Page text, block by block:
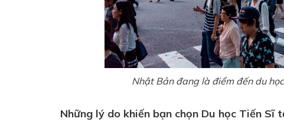
Nhật Bản đang là điểm đến du
Những lý do khiến bạn chọn Du học Tiến Sĩ